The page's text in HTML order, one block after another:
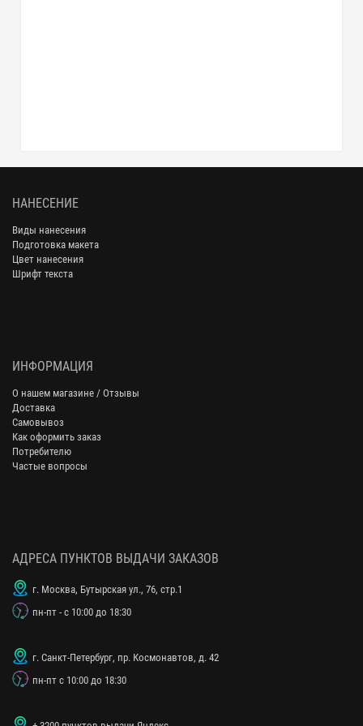
НАНЕСЕНИЕ
Виды нанесения
Подготовка макета
Цвет нанесения
Шрифт текста
ИНФОРМАЦИЯ
О нашем магазине / Отзывы
Доставка
Самовывоз
Как оформить заказ
Потребителю
Частые вопросы
АДРЕСА ПУНКТОВ ВЫДАЧИ ЗАКАЗОВ
г. Москва, Бутырская ул., 76, стр.1
пн-пт - с 10:00 до 18:30
г. Санкт-Петербург, пр. Космонавтов, д. 42
пн-пт с 10:00 до 18:30